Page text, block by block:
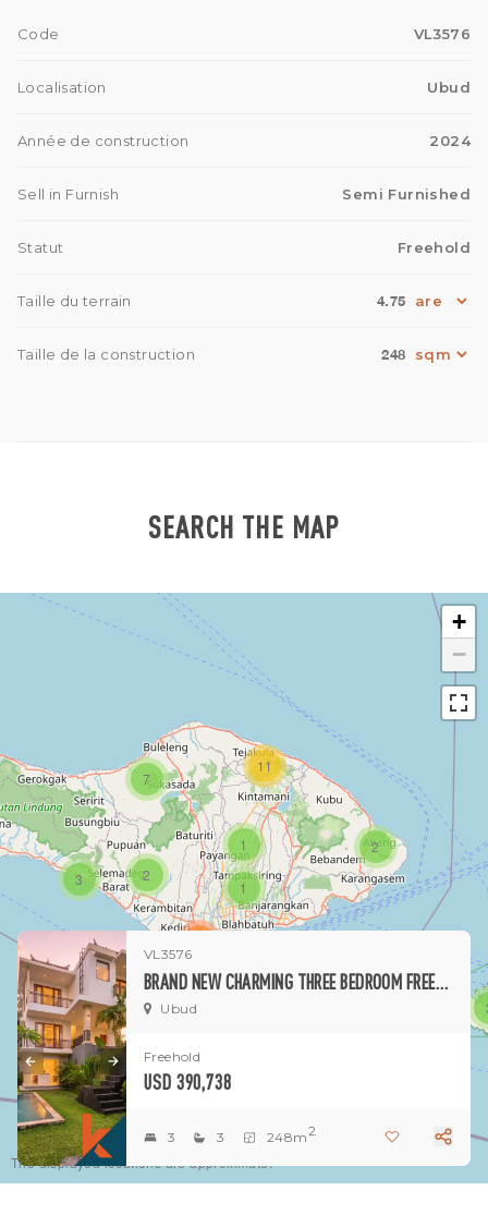
Code VL3576
Localisation Ubud
Année de construction 2024
Sell in Furnish Semi Furnished
Statut Freehold
Taille du terrain 4.75
Taille de la construction 248
SEARCH THE MAP
1
1
3
7
2
11
2
+
−
The displayed locations are approximate.
VL3576
BRAND NEW CHARMING THREE BEDROOM FREEHOLD PROPERTY WITH BALINESE STYLE INFLUENCES FOR SALE IN UBUD - PEJENG
Ubud
Freehold
USD 390,738
3 3 248m2